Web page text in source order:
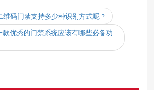
维码门禁支持多少种识别方式呢？
款优秀的门禁系统应该有哪些必备功